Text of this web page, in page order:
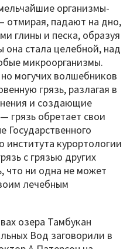
организмы-
отмирая, падают на дно,
глины и песка, образуя
она стала целебной, над
микроорганизмы.
могучих волшебников
грязь, разлагая в
и создающие
грязь обретает свои
Государственного
института курортологии
с грязью других
что ни одна не может
лечебным
озера Тамбукан
Вод заговорили в